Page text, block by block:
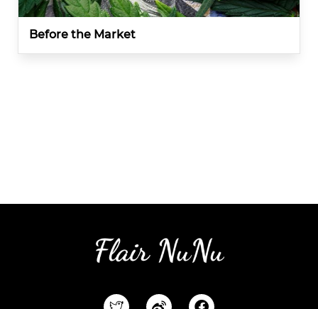
Before the Market
F